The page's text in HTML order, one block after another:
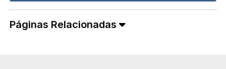
Páginas Relacionadas